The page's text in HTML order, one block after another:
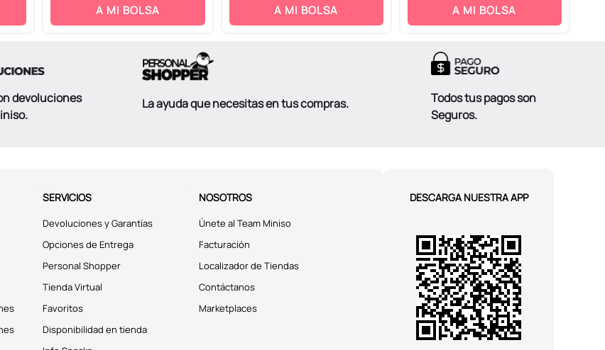
A MI BOLSA A MI BOLSA A MI BOLSA
devoluciones
La ayuda que necesitas en tus compras.
Todos tus pagos son
Seguros.
SERVICIOS
Devoluciones y Garantías
Opciones de Entrega
Personal Shopper
Tienda Virtual
Favoritos
Disponibilidad en tienda
NOSOTROS
Únete al Team Miniso
Facturación
Localizador de Tiendas
Contáctanos
Marketplaces
DESCARGA NUESTRA APP